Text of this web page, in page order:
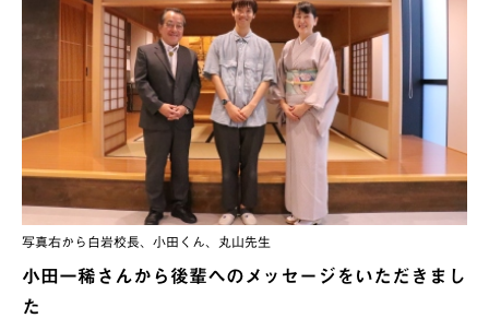
写真右から白岩校長、小田くん、丸山先生
小田一稀さんから後輩へのメッセージをいただきまし
た